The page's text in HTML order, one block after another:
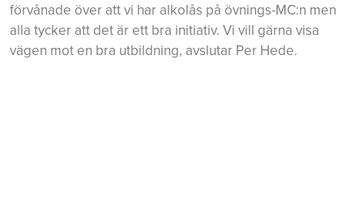
förvånade över att vi har alkolås på övnings-MC:n men
alla tycker att det är ett bra initiativ. Vi vill gärna visa
vägen mot en bra utbildning, avslutar Per Hede.